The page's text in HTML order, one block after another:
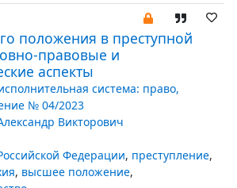
положения в преступной
правовые и
аспекты
система: право,
№ 04/2023
Викторович
Федерации, преступление,
, высшее положение,